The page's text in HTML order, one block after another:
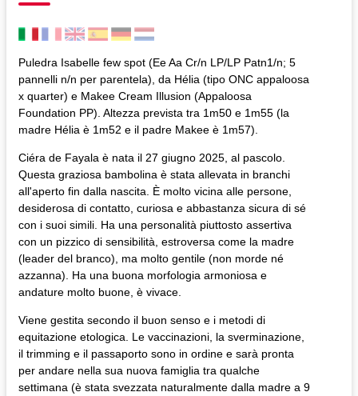
Puledra Isabelle few spot (Ee Aa Cr/n LP/LP Patn1/n; 5
pannelli n/n per parentela), da Hélia (tipo ONC appaloosa
x quarter) e Makee Cream Illusion (Appaloosa
Foundation PP). Altezza prevista tra 1m50 e 1m55 (la
madre Hélia è 1m52 e il padre Makee è 1m57).
Ciéra de Fayala è nata il 27 giugno 2025, al pascolo.
Questa graziosa bambolina è stata allevata in branchi
all'aperto fin dalla nascita. È molto vicina alle persone,
desiderosa di contatto, curiosa e abbastanza sicura di sé
con i suoi simili. Ha una personalità piuttosto assertiva
con un pizzico di sensibilità, estroversa come la madre
(leader del branco), ma molto gentile (non morde né
azzanna). Ha una buona morfologia armoniosa e
andature molto buone, è vivace.
Viene gestita secondo il buon senso e i metodi di
equitazione etologica. Le vaccinazioni, la sverminazione,
il trimming e il passaporto sono in ordine e sarà pronta
per andare nella sua nuova famiglia tra qualche
settimana (è stata svezzata naturalmente dalla madre a 9